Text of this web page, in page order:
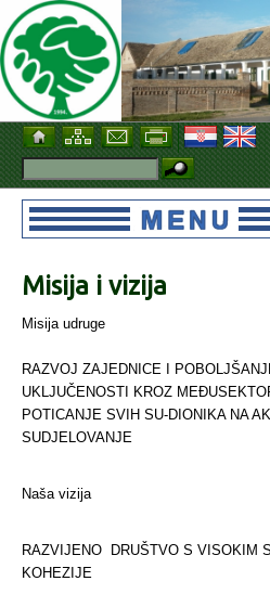
Misija i vizija
Misija udruge
RAZVOJ ZAJEDNICE I
UKLJUČENOSTI KROZ
POTICANJE SVIH SU-DIONIKA NA
SUDJELOVANJE
Naša vizija
RAZVIJENO DRUŠTVO S VISOKIM
KOHEZIJE